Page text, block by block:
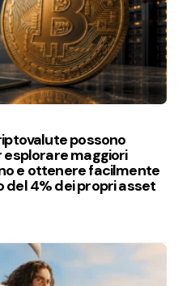
possono
esplorare maggiori
e ottenere facilmente
del 4% dei propri asset